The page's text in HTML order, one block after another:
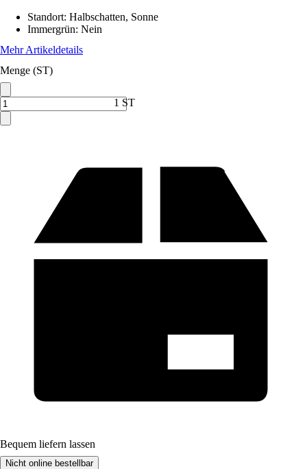
Standort: Halbschatten, Sonne
Immergrün: Nein
Mehr Artikeldetails
Menge (ST)
1 ST
Bequem liefern lassen
Nicht online bestellbar